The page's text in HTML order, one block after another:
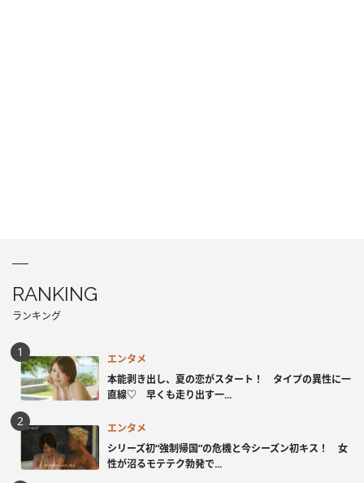
RANKING
ランキング
エンタメ
本能剥き出し、夏の恋がスタート！ タイプの異性に一
直線♡ 早くも走り出す一...
エンタメ
シリーズ初“強制帰国”の危機と今シーズン初キス！ 女
性が沼るモテテク勃発で...